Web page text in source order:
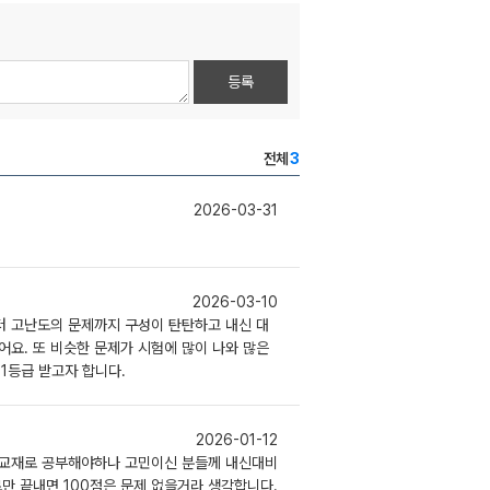
등록
전체 3
2026-03-31
2026-03-10
난도의 문제까지 구성이 탄탄하고 내신 대
요. 또 비슷한 문제가 시험에 많이 나와 많은
등급 받고자 합니다.
2026-01-12
로 공부해야하나 고민이신 분들께 내신대비
끝내면 100점은 문제 없을거라 생각합니다.